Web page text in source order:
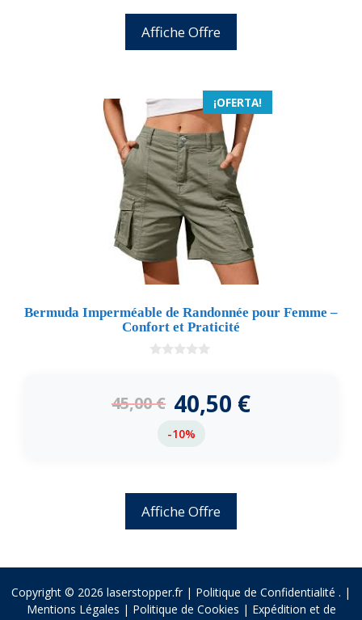
Affiche Offre
¡OFERTA!
Bermuda Imperméable de Randonnée pour Femme –
Confort et Praticité
5
45,00€ 40,50 €
-10%
Affiche Offre
Copyright © 2026 laserstopper.fr | Politique de Confidentialité . |
Mentions Légales | Politique de Cookies | Expédition et de